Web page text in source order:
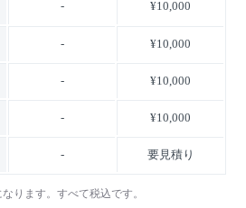
- ¥10,000
- ¥10,000
- ¥10,000
- ¥10,000
- 要見積り
ります。すべて税込です。